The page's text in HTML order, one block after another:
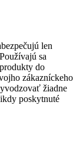
len
sa
do
zákazníckeho
žiadne
poskytnuté